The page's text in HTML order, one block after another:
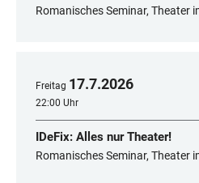
Romanisches Seminar, Theater
Freitag 17.7.2026
22:00 Uhr
IDeFix: Alles nur Theater!
Romanisches Seminar, Theater